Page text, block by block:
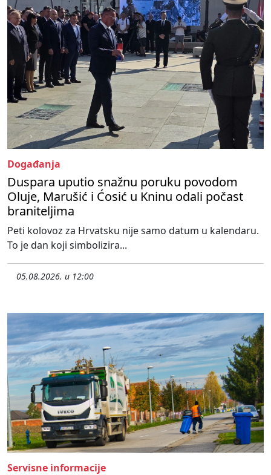
Događanja
Duspara uputio snažnu poruku povodom
Oluje, Marušić i Ćosić u Kninu odali počast
braniteljima
Peti kolovoz za Hrvatsku nije samo datum u kalendaru.
To je dan koji simbolizira...
05.08.2026. u 12:00
Servisne informacije